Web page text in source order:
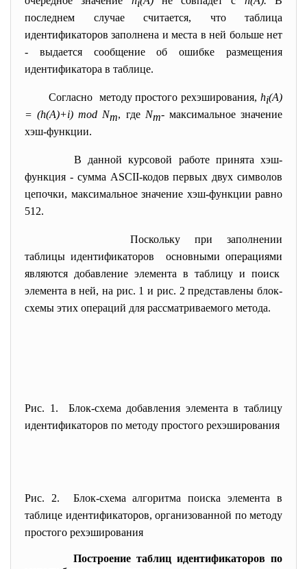
i
последнем случае считается, что таблица
идентификаторов заполнена и места в ней больше нет
- выдается сообщение об ошибке размещения
идентификатора в таблице.
Согласно методу простого рехэширования,hi(A)
= (h(A)+i) mod Nm, где Nm-максимальное значение
хэш-функции.
В данной курсовой работе принята хэш-
функция -сумма ASCII-кодов первых двух символов
цепочки, максимальное значение хэш-функции равно
512.
Поскольку при заполнении
таблицы идентификаторов основными операциями
являются добавление элемента в таблицу и поиск
элемента в ней, на рис. 1 и рис. 2 представлены блок-
схемы этих операций для рассматриваемого метода.
Рис. 1. Блок-схема добавления элемента в таблицу
идентификаторов по методу простого рехэширования
Рис. 2. Блок-схема алгоритма поиска элемента в
таблице идентификаторов, организованной по методу
простого рехэширования
Построение таблиц идентификаторов по